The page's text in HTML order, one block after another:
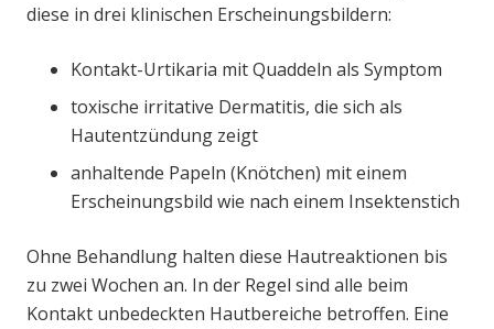
diese in drei klinischen Erscheinungsbildern:
Kontakt-Urtikaria mit Quaddeln als Symptom
toxische irritative Dermatitis, die sich als
Hautentzündung zeigt
anhaltende Papeln (Knötchen) mit einem
Erscheinungsbild wie nach einem Insektenstich
Ohne Behandlung halten diese Hautreaktionen bis
zu zwei Wochen an. In der Regel sind alle beim
Kontakt unbedeckten Hautbereiche betroffen. Eine